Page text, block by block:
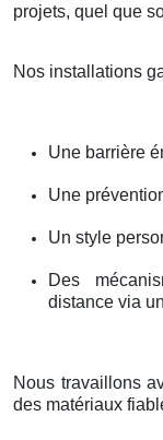
projets, quel que
Nos installations
Une barrière
Une
Un style
Des
distance via
Nous travaillons
des matériaux